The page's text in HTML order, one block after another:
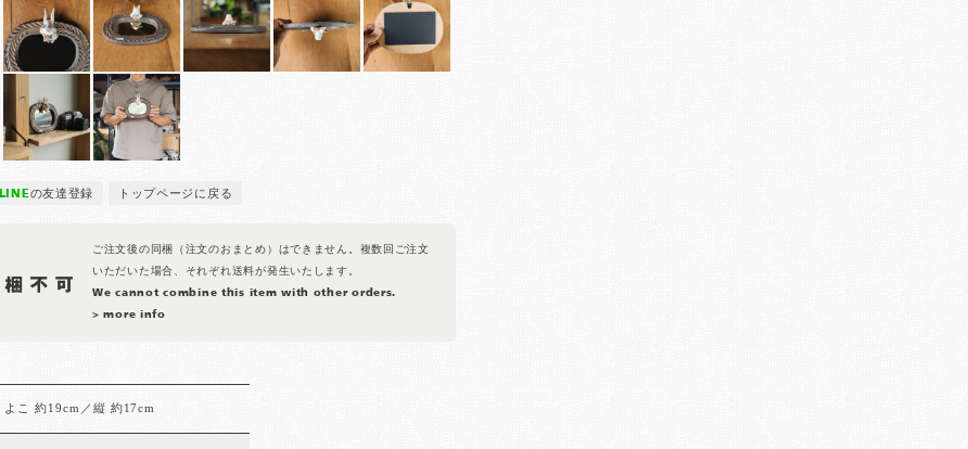
LINEの友達登録 トップページに戻る
ご注文後の同梱（注文のおまとめ）はできません。複数回ご注文
いただいた場合、それぞれ送料が発生いたします。
We cannot combine this item with other orders.
> more info
よこ 約19cm／縦 約17cm